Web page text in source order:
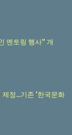
멘토링 행사" 개
정...기존 ‘한국문화